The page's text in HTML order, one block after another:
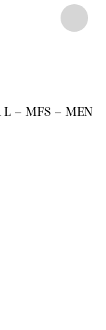
L – MFS – MEN